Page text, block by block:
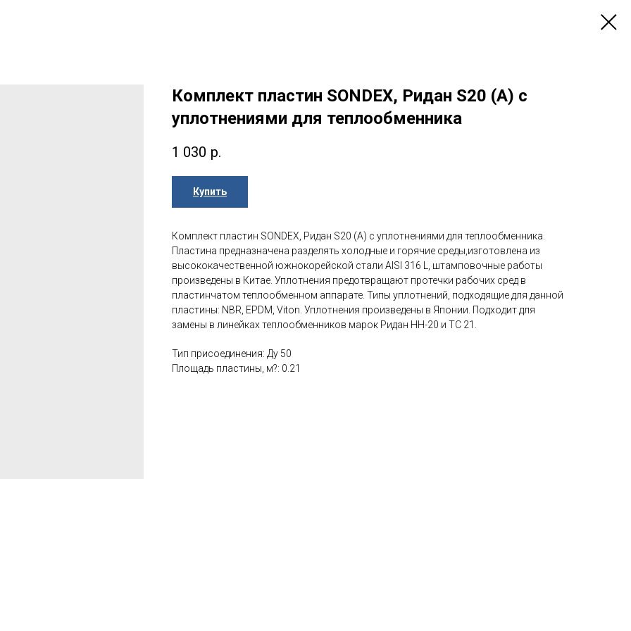
Комплект пластин SONDEX, Ридан S20 (A) с
уплотнениями для теплообменника
1 030 р.
Купить
Комплект пластин SONDEX, Ридан S20 (A) с уплотнениями для теплообменника.
Пластина предназначена разделять холодные и горячие среды,изготовлена из
высококачественной южнокорейской стали AISI 316 L, штамповочные работы
произведены в Китае. Уплотнения предотвращают протечки рабочих сред в
пластинчатом теплообменном аппарате. Типы уплотнений, подходящие для данной
пластины: NBR, EPDM, Viton. Уплотнения произведены в Японии. Подходит для
замены в линейках теплообменников марок Ридан НН-20 и ТС 21.
Тип присоединения: Ду 50
Площадь пластины, м?: 0.21